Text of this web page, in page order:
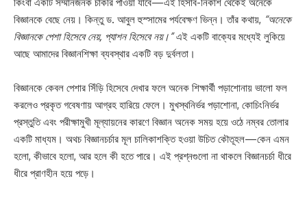
বিজ্ঞানকে বেছে নেয়। কিন্তু ড. আবুল হুস্সামের পর্যবেক্ষণ ভিন্ন। তাঁর কথায়, “অনেকে
বিজ্ঞানকে পেশা হিসেবে নেয়, প্যাশন হিসেবে নয়।”এই একটি বাক্যের মধ্যেই লুকিয়ে
আছে আমাদের বিজ্ঞানশিক্ষা ব্যবস্থার একটি বড় দুর্বলতা।
বিজ্ঞানকে কেবল পেশার সিঁড়ি হিসেবে দেখার ফলে অনেক শিক্ষার্থী পড়াশোনায় ভালো ফল
করলেও প্রকৃত গবেষণায় আগ্রহ হারিয়ে ফেলে। মুখস্থনির্ভর পড়াশোনা, কোচিংনির্ভর
প্রস্তুতি এবং পরীক্ষামুখী মূল্যায়নের কারণে বিজ্ঞান অনেক সময় হয়ে ওঠে নম্বর তোলার
একটি মাধ্যম। অথচ বিজ্ঞানচর্চার মূল চালিকাশক্তি হওয়া উচিত কৌতূহল—কেন এমন
হলো, কীভাবে হলো, আর হলে কী হতে পারে। এই প্রশ্নগুলো না থাকলে বিজ্ঞানচর্চা ধীরে
ধীরে প্রাণহীন হয়ে পড়ে।